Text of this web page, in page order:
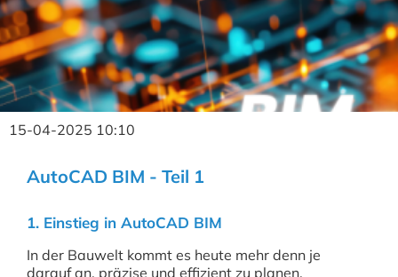
15-04-2025 10:10
AutoCAD BIM - Teil 1
1. Einstieg in AutoCAD BIM
In der Bauwelt kommt es heute mehr denn je
darauf an, präzise und effizient zu planen.